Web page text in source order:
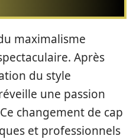
maximalisme
Après
du style
une passion
changement de cap
et professionnels